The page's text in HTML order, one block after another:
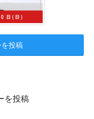
を投稿
を投稿